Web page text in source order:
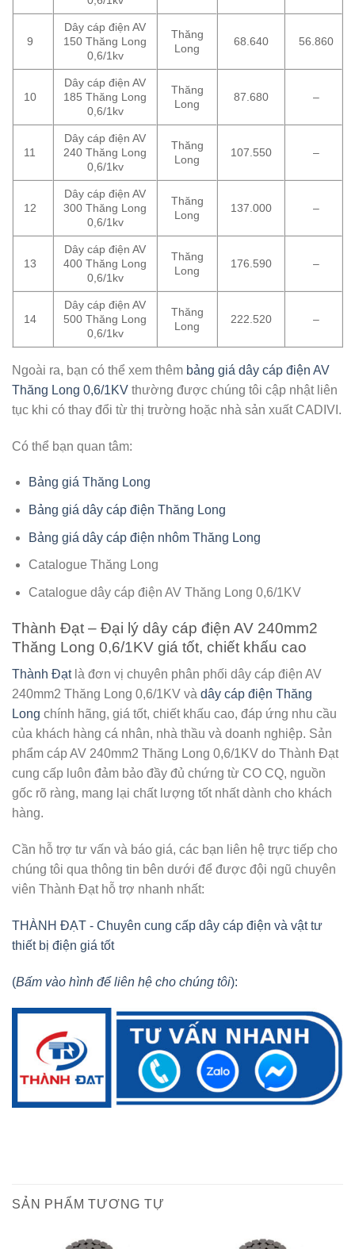
9
Dây cáp điện AV
150 Thăng Long
0,6/1kv
Thăng
Long
68.640 56.860
10
Dây cáp điện AV
185 Thăng Long
0,6/1kv
Thăng
Long
87.680 –
11
Dây cáp điện AV
240 Thăng Long
0,6/1kv
Thăng
Long
107.550 –
12
Dây cáp điện AV
300 Thăng Long
0,6/1kv
Thăng
Long
137.000 –
13
Dây cáp điện AV
400 Thăng Long
0,6/1kv
Thăng
Long
176.590 –
14
Dây cáp điện AV
500 Thăng Long
0,6/1kv
Thăng
Long
222.520 –
Ngoài ra, bạn có thể xem thêm bảng giá dây cáp điện AV
Thăng Long 0,6/1KV thường được chúng tôi cập nhật liên
tục khi có thay đổi từ thị trường hoặc nhà sản xuất CADIVI.
Có thể bạn quan tâm:
Bảng giá Thăng Long
Bảng giá dây cáp điện Thăng Long
Bảng giá dây cáp điện nhôm Thăng Long
Catalogue Thăng Long
Catalogue dây cáp điện AV Thăng Long 0,6/1KV
Thành Đạt – Đại lý dây cáp điện AV 240mm2
Thăng Long 0,6/1KV giá tốt, chiết khấu cao
Thành Đạtlà đơn vị chuyên phân phối dây cáp điện AV
240mm2 Thăng Long 0,6/1KV và dây cáp điện Thăng
Long chính hãng, giá tốt, chiết khấu cao, đáp ứng nhu cầu
của khách hàng cá nhân, nhà thầu và doanh nghiệp. Sản
phẩm cáp AV 240mm2 Thăng Long 0,6/1KV do Thành Đạt
cung cấp luôn đảm bảo đầy đủ chứng từ CO CQ, nguồn
gốc rõ ràng, mang lại chất lượng tốt nhất dành cho khách
hàng.
Cần hỗ trợ tư vấn và báo giá, các bạn liên hệ trực tiếp cho
chúng tôi qua thông tin bên dưới để được đội ngũ chuyên
viên Thành Đạt hỗ trợ nhanh nhất:
THÀNH ĐẠT - Chuyên cung cấp dây cáp điện và vật tư
thiết bị điện giá tốt
(Bấm vào hình để liên hệ cho chúng tôi):
SẢN PHẨM TƯƠNG TỰ